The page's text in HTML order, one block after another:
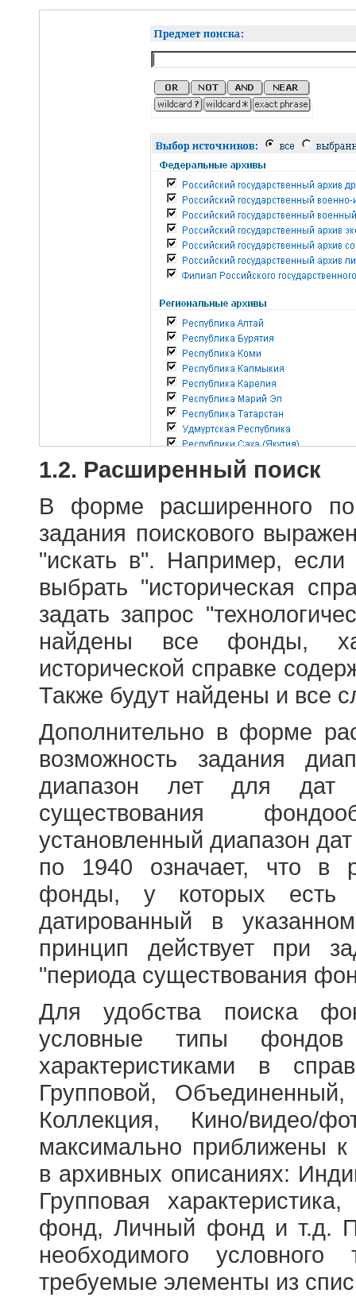
1.2. Расширенный поиск
В форме расширенного
задания поискового
"искать в". Например,
выбрать "историческая
задать запрос
найдены все фонды,
исторической справке
Также будут найдены и все
Дополнительно в форме
возможность задания
диапазон лет для
существования
установленный диапазон
по 1940 означает, что в
фонды, у которых есть
датированный в
принцип действует при
"периода существования
Для удобства поиска
условные типы
характеристиками в
Групповой,
Коллекция, Кино/
максимально приближены
в архивных описаниях:
Групповая
фонд, Личный фонд и т.д.
необходимого
требуемые элементы из